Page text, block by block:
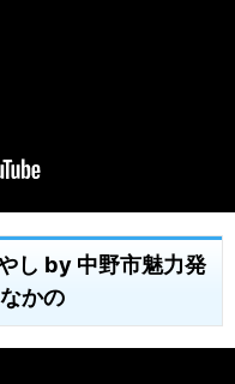
し by 中野市魅力発
かの